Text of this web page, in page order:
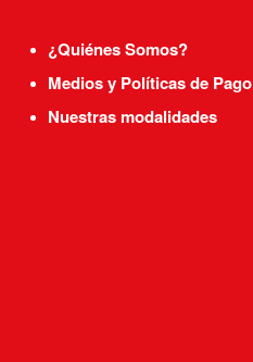
¿Quiénes Somos?
Medios y Políticas de Pago
Nuestras modalidades